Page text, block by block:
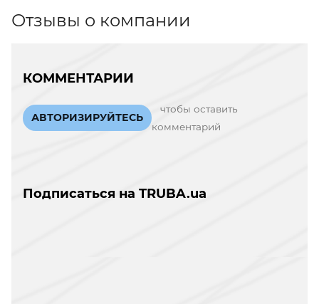
Отзывы о компании
КОММЕНТАРИИ
АВТОРИЗИРУЙТЕСЬ
чтобы оставить
комментарий
Подписаться на TRUBA.ua